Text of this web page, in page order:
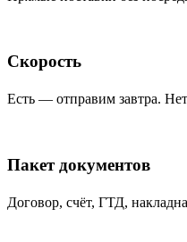
Скорость
Есть — отправим завтра.
Пакет документов
Договор, счёт, ГТД,